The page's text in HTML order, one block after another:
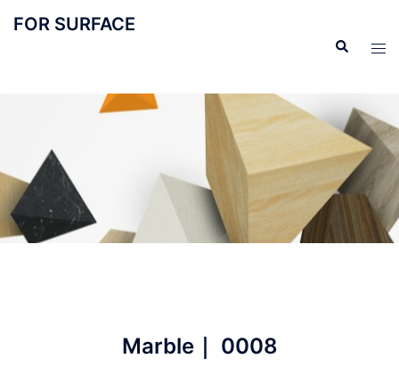
FOR SURFACE
Marble｜ 0008